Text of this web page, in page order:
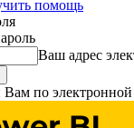
помощь
Ваш адрес
Вам по электронной